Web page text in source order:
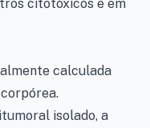
citotóxicos e em
calculada
isolado, a